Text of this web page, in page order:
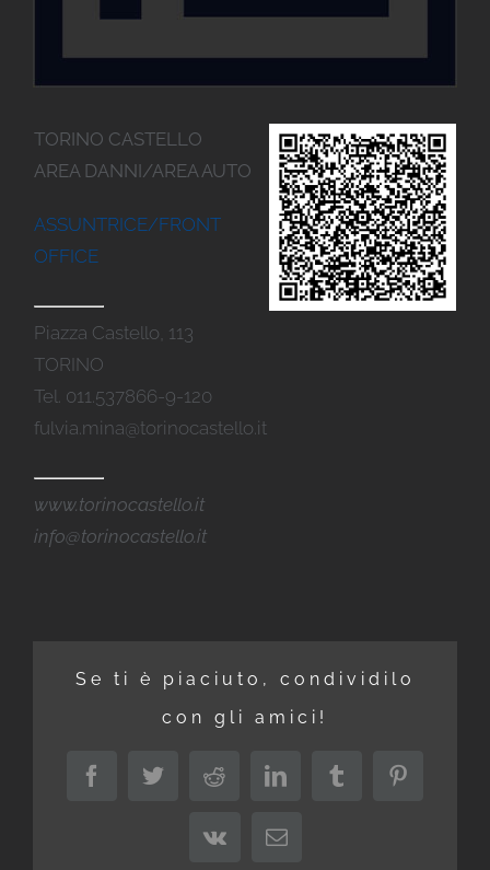
TORINO CASTELLO
AREA DANNI/AREA AUTO
ASSUNTRICE/FRONT
OFFICE
Piazza Castello, 113
TORINO
Tel. 011.537866-9-120
fulvia.mina@torinocastello.it
www.torinocastello.it
info@torinocastello.it
Se ti è piaciuto, condividilo
con gli amici!
FacebookTwitterRedditLinkedInTumblrPinterest
Vk Email